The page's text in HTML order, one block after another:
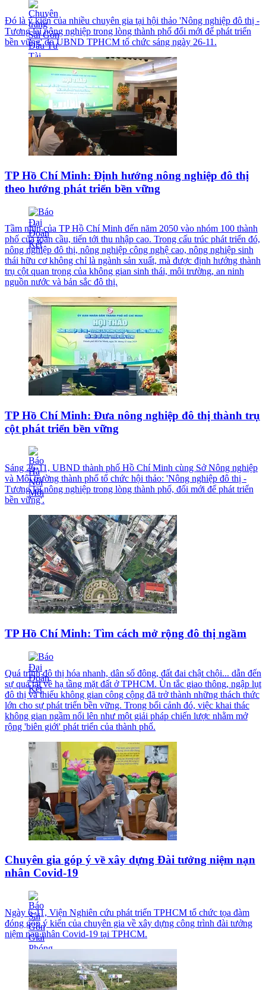
Đó là ý kiến của nhiều chuyên gia tại hội thảo 'Nông nghiệp đô thị -
Tương lai nông nghiệp trong lòng thành phố đổi mới để phát triển
bền vững' do UBND TPHCM tổ chức sáng ngày 26-11.
TP Hồ Chí Minh: Định hướng nông nghiệp đô thị
theo hướng phát triển bền vững
Tầm nhìn của TP Hồ Chí Minh đến năm 2050 vào nhóm 100 thành
phố của toàn cầu, tiến tới thu nhập cao. Trong cấu trúc phát triển đó,
nông nghiệp đô thị, nông nghiệp công nghệ cao, nông nghiệp sinh
thái hữu cơ không chỉ là ngành sản xuất, mà được định hướng thành
trụ cột quan trọng của không gian sinh thái, môi trường, an ninh
nguồn nước và bản sắc đô thị.
TP Hồ Chí Minh: Đưa nông nghiệp đô thị thành trụ
cột phát triển bền vững
Sáng 26-11, UBND thành phố Hồ Chí Minh cùng Sở Nông nghiệp
và Môi trường thành phố tổ chức hội thảo: 'Nông nghiệp đô thị -
Tương lai nông nghiệp trong lòng thành phố, đổi mới để phát triển
bền vững'.
TP Hồ Chí Minh: Tìm cách mở rộng đô thị ngầm
Quá trình đô thị hóa nhanh, dân số đông, đất đai chật chội... dẫn đến
sự quá tải về hạ tầng mặt đất ở TPHCM. Ùn tắc giao thông, ngập lụt
đô thị và thiếu không gian công cộng đã trở thành những thách thức
lớn cho sự phát triển bền vững. Trong bối cảnh đó, việc khai thác
không gian ngầm nổi lên như một giải pháp chiến lược nhằm mở
rộng 'biên giới' phát triển của thành phố.
Chuyên gia góp ý về xây dựng Đài tưởng niệm nạn
nhân Covid-19
Ngày 6-11, Viện Nghiên cứu phát triển TPHCM tổ chức tọa đàm
đóng góp ý kiến của chuyên gia về xây dựng công trình đài tưởng
niệm nạn nhân Covid-19 tại TPHCM.